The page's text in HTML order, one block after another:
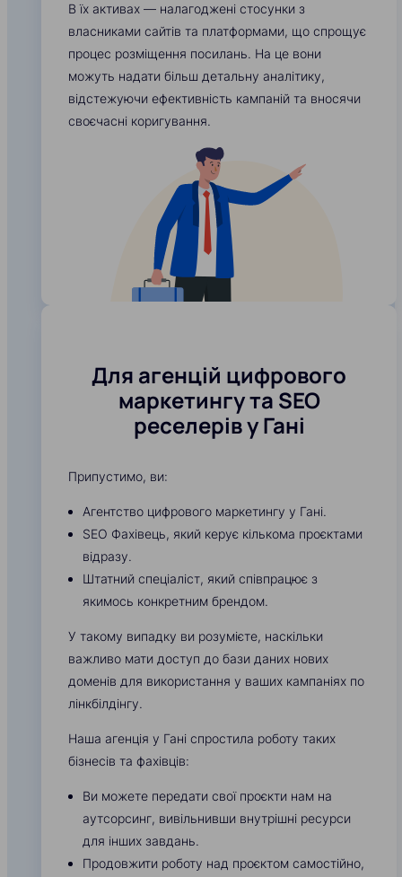
В їх активах — налагоджені стосунки з
власниками сайтів та платформами, що спрощує
процес розміщення посилань. На це вони
можуть надати більш детальну аналітику,
відстежуючи ефективність кампаній та вносячи
своєчасні коригування.
Для агенцій цифрового
маркетингу та SEO
реселерів у Гані
Припустимо, ви:
Агентство цифрового маркетингу у Гані.
SEO Фахівець, який керує кількома проєктами
відразу.
Штатний спеціаліст, який співпрацює з
якимось конкретним брендом.
У такому випадку ви розумієте, наскільки
важливо мати доступ до бази даних нових
доменів для використання у ваших кампаніях по
лінкбілдінгу.
Наша агенція у Гані спростила роботу таких
бізнесів та фахівців:
Ви можете передати свої проєкти нам на
аутсорсинг, вивільнивши внутрішні ресурси
для інших завдань.
Продовжити роботу над проєктом самостійно,